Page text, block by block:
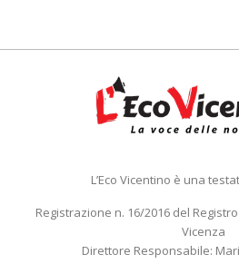
L’Eco Vicentino è una
Registrazione n. 16/2016 del
Vicenza
Direttore Responsabile: